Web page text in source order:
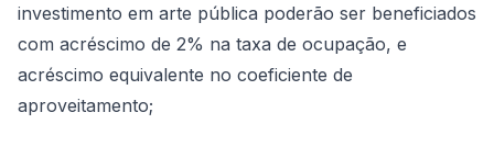
investimento em arte pública poderão ser beneficiados
com acréscimo de 2% na taxa de ocupação, e
acréscimo equivalente no coeficiente de
aproveitamento;